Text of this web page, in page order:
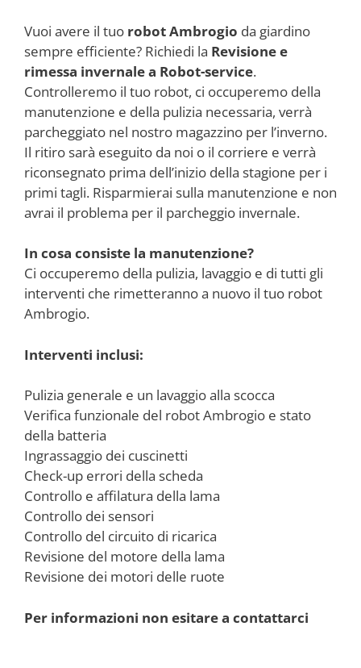
Vuoi avere il tuo robot Ambrogio da giardino
sempre efficiente? Richiedi la Revisione e
rimessa invernale a Robot-service.
Controlleremo il tuo robot, ci occuperemo della
manutenzione e della pulizia necessaria, verrà
parcheggiato nel nostro magazzino per l’inverno.
Il ritiro sarà eseguito da noi o il corriere e verrà
riconsegnato prima dell’inizio della stagione per i
primi tagli. Risparmierai sulla manutenzione e non
avrai il problema per il parcheggio invernale.
In cosa consiste la manutenzione?
Ci occuperemo della pulizia, lavaggio e di tutti gli
interventi che rimetteranno a nuovo il tuo robot
Ambrogio.
Interventi inclusi:
Pulizia generale e un lavaggio alla scocca
Verifica funzionale del robot Ambrogio e stato
della batteria
Ingrassaggio dei cuscinetti
Check-up errori della scheda
Controllo e affilatura della lama
Controllo dei sensori
Controllo del circuito di ricarica
Revisione del motore della lama
Revisione dei motori delle ruote
Per informazioni non esitare a contattarci